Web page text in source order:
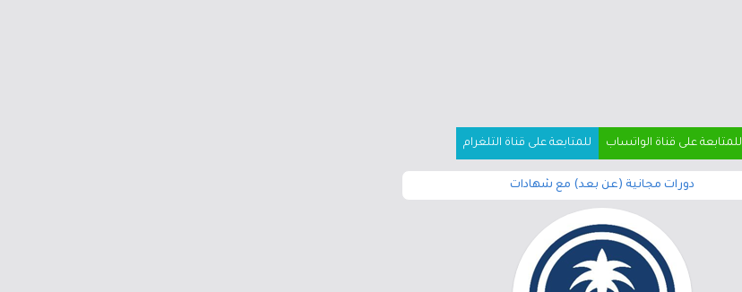
للمتابعة على قناة الواتساب للمتابعة على قناة التلغرام
دورات مجانية (عن بعد) مع شهادات